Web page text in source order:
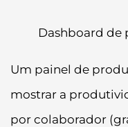
Dashboard de
Um painel de
mostrar a
por colaborador